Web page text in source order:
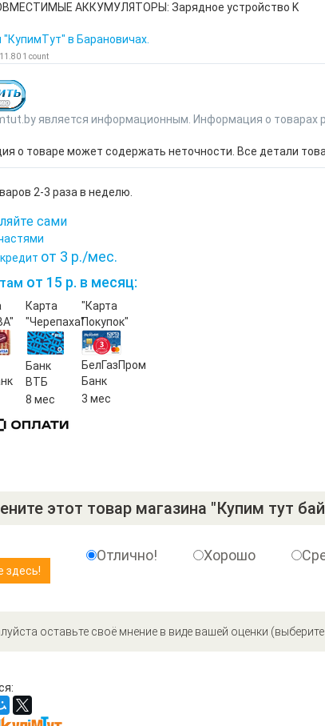
АККУМУЛЯТОРЫ: Зарядное устройство K
"КупимТут" в Барановичах.
1 count
является информационным. Информация о товарах
о товаре может содержать неточности. Все детали
2-3 раза в неделю.
сами
от 3 р./мес.
от 15 р. в месяц:
Карта
"Черепаха"
Банк
ВТБ
8 мес
"Карта
Покупок"
БелГазПром
Банк
3 мес
этот товар магазина "Купим тут
Отлично! Хорошо
оставьте своё мнение в виде вашей оценки